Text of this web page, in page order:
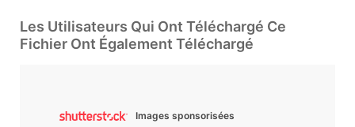
Les Utilisateurs Qui Ont Téléchargé Ce
Fichier Ont Également Téléchargé
Images sponsorisées